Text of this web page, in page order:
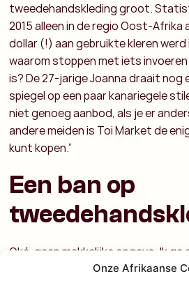
Onze Afrikaanse
tweedehandskleding groot.
2015 alleen in de regio Oost-Afrika
dollar (!) aan gebruikte kleren
waarom stoppen met iets
is? De 27-jarige Joanna draait nog
spiegel op een paar kanariegele
niet genoeg aanbod, als je er
andere meiden is Toi Market de
kunt kopen.”
Een ban op
Oké, geen makkelijke opgave: Ik ga
bezoek aan de tweedehands markt